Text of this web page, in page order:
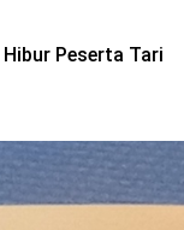
Hibur Peserta Tari